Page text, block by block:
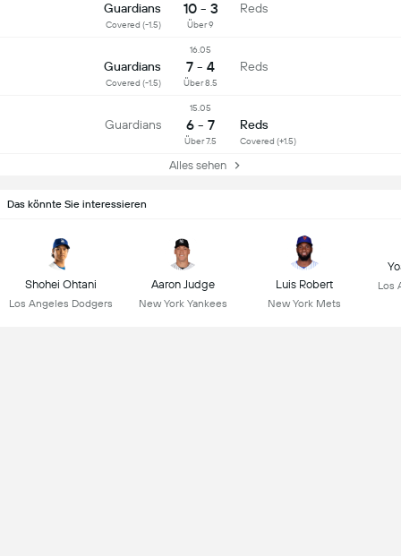
Guardians
Covered (-1.5)
10 - 3 Reds
Über 9
Guardians
Covered (-1.5)
16.05
7 - 4 Reds
Über 8.5
Guardians
15.05
6 - 7 Reds
Covered (+1.5)
Über 7.5
Alles sehen
Das könnte Sie interessieren
Shohei Ohtani
Los Angeles Dodgers
Aaron Judge
New York Yankees
Luis Robert
New York Mets
Los